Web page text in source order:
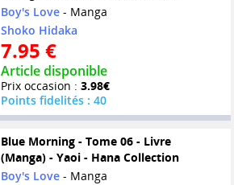
Boy's Love- Manga
Shoko Hidaka
7.95 €
Article disponible
Prix occasion : 3.98€
Points fidelités : 40
Blue Morning - Tome 06 - Livre
(Manga) - Yaoi - Hana Collection
Boy's Love- Manga